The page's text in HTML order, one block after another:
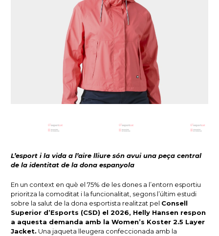
L’esport i la vida a l’aire lliure són avui una peça central
de la identitat de la dona espanyola
En un context en què el 75% de les dones a l’entorn esportiu
prioritza la comoditat i la funcionalitat, segons l’últim estudi
sobre la salut de la dona esportista realitzat pel Consell
Superior d’Esports (CSD) el 2026, Helly Hansen respon
a aquesta demanda amb la Women’s Koster 2.5 Layer
Jacket. Una jaqueta lleugera confeccionada amb la